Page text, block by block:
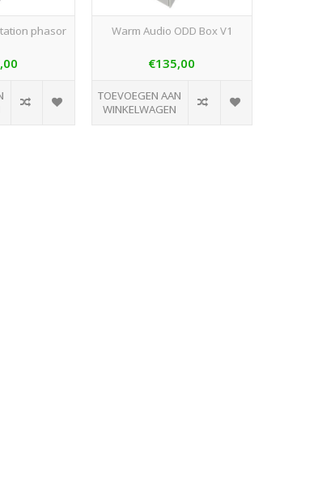
phasor
Warm Audio ODD Box V1
€135,00
TOEVOEGEN AAN
WINKELWAGEN